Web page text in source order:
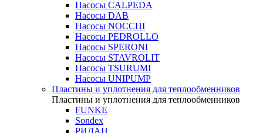
Насосы CALPEDA
Насосы DAB
Насосы NOCCHI
Насосы PEDROLLO
Насосы SPERONI
Насосы STAVROLIT
Насосы TSURUMI
Насосы UNIPUMP
Пластины и уплотнения для теплообменников
Пластины и уплотнения для теплообменников
FUNKE
Sondex
РИДАН